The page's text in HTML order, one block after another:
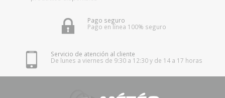
Pago seguro
Pago en línea 100% seguro
Servicio de atención al cliente
De lunes a viernes de 9:30 a 12:30 y de 14 a 17 horas